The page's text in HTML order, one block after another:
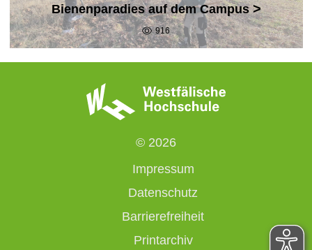
Bienenparadies auf dem Campus >
916
© 2026
Impressum
Datenschutz
Barrierefreiheit
Printarchiv